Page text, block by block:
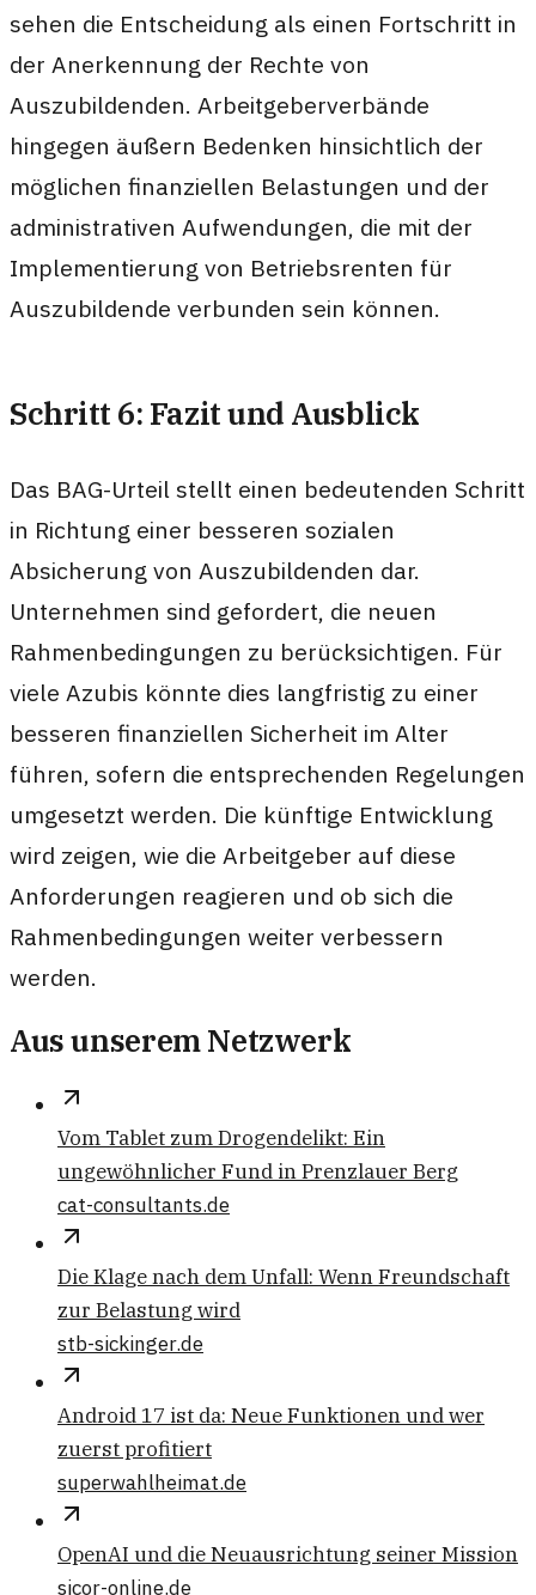
sehen die Entscheidung als einen Fortschritt in
der Anerkennung der Rechte von
Auszubildenden. Arbeitgeberverbände
hingegen äußern Bedenken hinsichtlich der
möglichen finanziellen Belastungen und der
administrativen Aufwendungen, die mit der
Implementierung von Betriebsrenten für
Auszubildende verbunden sein können.
Schritt 6: Fazit und Ausblick
Das BAG-Urteil stellt einen bedeutenden Schritt
in Richtung einer besseren sozialen
Absicherung von Auszubildenden dar.
Unternehmen sind gefordert, die neuen
Rahmenbedingungen zu berücksichtigen. Für
viele Azubis könnte dies langfristig zu einer
besseren finanziellen Sicherheit im Alter
führen, sofern die entsprechenden Regelungen
umgesetzt werden. Die künftige Entwicklung
wird zeigen, wie die Arbeitgeber auf diese
Anforderungen reagieren und ob sich die
Rahmenbedingungen weiter verbessern
werden.
Aus unserem Netzwerk
Vom Tablet zum Drogendelikt: Ein
ungewöhnlicher Fund in Prenzlauer Berg
cat-consultants.de
Die Klage nach dem Unfall: Wenn Freundschaft
zur Belastung wird
stb-sickinger.de
Android 17 ist da: Neue Funktionen und wer
zuerst profitiert
superwahlheimat.de
OpenAI und die Neuausrichtung seiner Mission
sicor-online.de